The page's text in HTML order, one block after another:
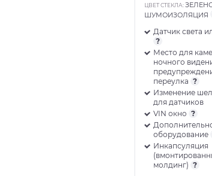
ЦВЕТ СТЕКЛА:
ШУМОИЗОЛЯЦИЯ
Датчик света
?
Место для
ночного
переулка ?
Изменение
для датчиков
VIN окно ?
оборудование
Инкапсуляция
молдинг) ?